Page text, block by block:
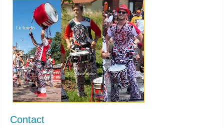
Contact